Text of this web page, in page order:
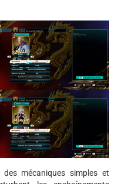
mécaniques simples et